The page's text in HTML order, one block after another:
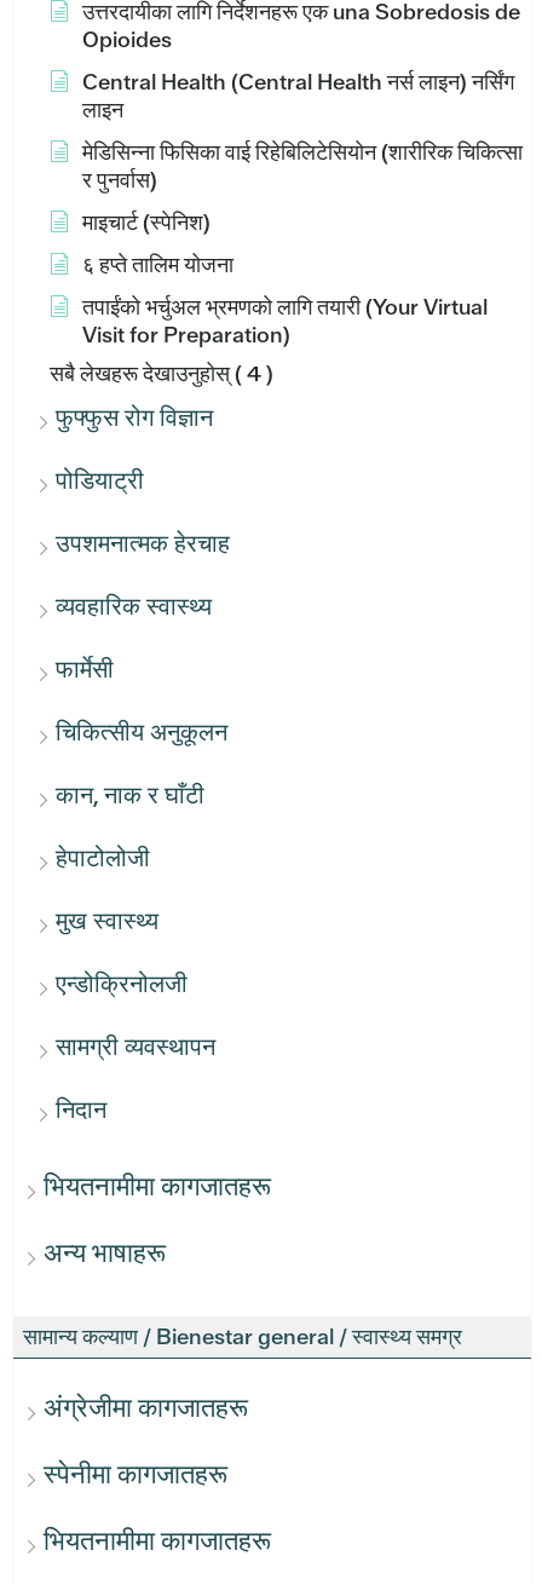
उत्तरदायीका लागि निर्देशनहरू एक una Sobredosis de
Opioides
Central Health (Central Health नर्स लाइन) नर्सिंग
लाइन
मेडिसिन्ना फिसिका वाई रिहेबिलिटेसियोन (शारीरिक चिकित्सा
र पुनर्वास)
माइचार्ट (स्पेनिश)
६ हप्ते तालिम योजना
तपाईंको भर्चुअल भ्रमणको लागि तयारी (Your Virtual
Visit for Preparation)
सबै लेखहरू देखाउनुहोस्( 4 )
फुफ्फुस रोग विज्ञान
पोडियाट्री
उपशमनात्मक हेरचाह
व्यवहारिक स्वास्थ्य
फार्मेसी
चिकित्सीय अनुकूलन
कान, नाक र घाँटी
हेपाटोलोजी
मुख स्वास्थ्य
एन्डोक्रिनोलजी
सामग्री व्यवस्थापन
निदान
भियतनामीमा कागजातहरू
अन्य भाषाहरू
सामान्य कल्याण / Bienestar general / स्वास्थ्य समग्र
अंग्रेजीमा कागजातहरू
स्पेनीमा कागजातहरू
भियतनामीमा कागजातहरू